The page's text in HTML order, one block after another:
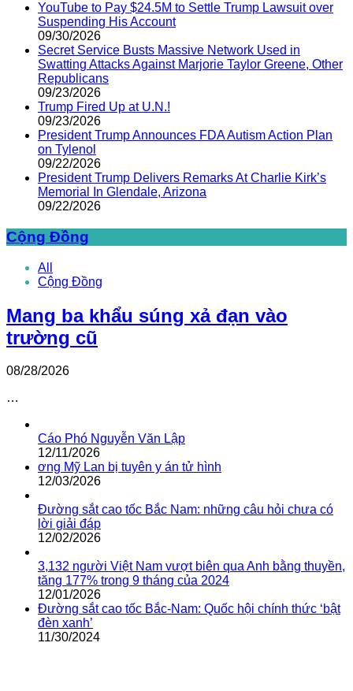
YouTube to Pay $24.5M to Settle Trump Lawsuit over
Suspending His Account
09/30/2026
Secret Service Busts Massive Network Used in
Swatting Attacks Against Marjorie Taylor Greene, Other
Republicans
09/23/2026
Trump Fired Up at U.N.!
09/23/2026
President Trump Announces FDA Autism Action Plan
on Tylenol
09/22/2026
President Trump Delivers Remarks At Charlie Kirk’s
Memorial In Glendale, Arizona
09/22/2026
Cộng Đồng
All
Cộng Đồng
Mang ba khẩu súng xả đạn vào
trường cũ
08/28/2026
…
Cáo Phó Nguyễn Văn Lập
12/11/2026
ơng Mỹ Lan bị tuyên y án tử hình
12/03/2026
Đường sắt cao tốc Bắc Nam: những câu hỏi chưa có
lời giải đáp
12/02/2026
3,132 người Việt Nam vượt biên qua Anh bằng thuyền,
tăng 177% trong 9 tháng của 2024
12/01/2026
Đường sắt cao tốc Bắc-Nam: Quốc hội chính thức ‘bật
đèn xanh’
11/30/2024